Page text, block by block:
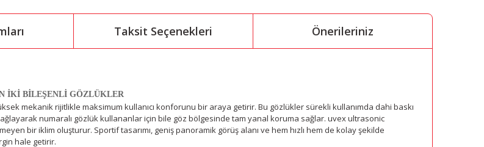
Taksit Seçenekleri Önerileriniz
İKİ BİLEŞENLİ GÖZLÜKLER
mekanik rijitlikle maksimum kullanıcı konforunu bir araya getirir. Bu gözlükler sürekli kullanımda dahi baskı
numaralı gözlük kullananlar için bile göz bölgesinde tam yanal koruma sağlar. uvex ultrasonic
bir iklim oluşturur. Sportif tasarımı, geniş panoramik görüş alanı ve hem hızlı hem de kolay şekilde
hale getirir.